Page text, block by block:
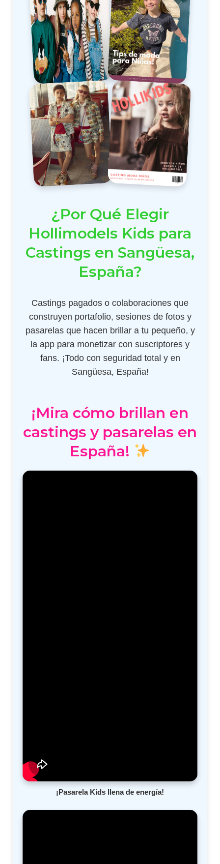
¿Por Qué Elegir
Hollimodels Kids para
Castings en Sangüesa,
España?
Castings pagados o colaboraciones que
construyen portafolio, sesiones de fotos y
pasarelas que hacen brillar a tu pequeño, y
la app para monetizar con suscriptores y
fans. ¡Todo con seguridad total y en
Sangüesa, España!
¡Mira cómo brillan en
castings y pasarelas en
España!
¡Pasarela Kids llena de energía!